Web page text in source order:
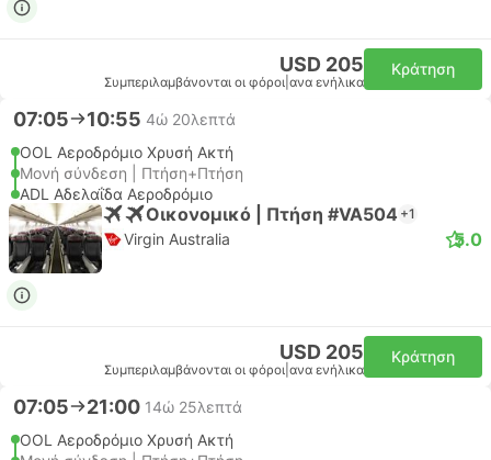
USD 205
Συμπεριλαμβάνονται οι φόροι ανα ενήλικα
Κράτηση
07:05 10:55 4ώ 20λεπτά
OOL Αεροδρόμιο Χρυσή Ακτή
Μονή σύνδεση | Πτήση+Πτήση
ADL Αδελαΐδα Αεροδρόμιο
Οικονομικό | Πτήση #VA504 +1
Virgin Australia 5.0
USD 205
Συμπεριλαμβάνονται οι φόροι ανα ενήλικα
Κράτηση
07:05 21:00 14ώ 25λεπτά
OOL Αεροδρόμιο Χρυσή Ακτή